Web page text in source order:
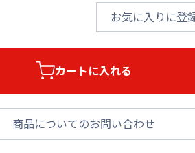
お気に入りに登
カートに入れる
商品についてのお問い合わせ